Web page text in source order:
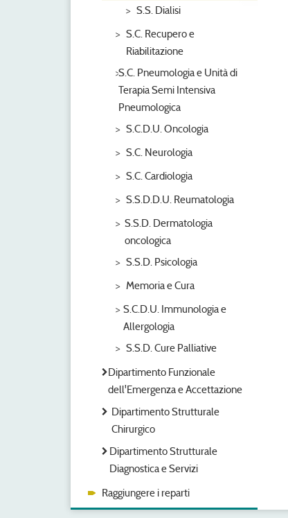
S.S. Dialisi
S.C. Recupero e
Riabilitazione
S.C. Pneumologia e Unità di
Terapia Semi Intensiva
Pneumologica
S.C.D.U. Oncologia
S.C. Neurologia
S.C. Cardiologia
S.S.D.D.U. Reumatologia
S.S.D. Dermatologia
oncologica
S.S.D. Psicologia
Memoria e Cura
S.C.D.U. Immunologia e
Allergologia
S.S.D. Cure Palliative
Dipartimento Funzionale
dell'Emergenza e Accettazione
Dipartimento Strutturale
Chirurgico
Dipartimento Strutturale
Diagnostica e Servizi
Raggiungere i reparti